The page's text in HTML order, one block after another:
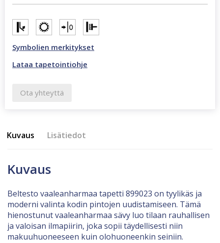
Symbolien merkitykset
Lataa tapetointiohje
Ota yhteyttä
Kuvaus Lisätiedot
Kuvaus
Beltesto vaaleanharmaa tapetti 899023 on tyylikäs ja
moderni valinta kodin pintojen uudistamiseen. Tämä
hienostunut vaaleanharmaa sävy luo tilaan rauhallisen
ja valoisan ilmapiirin, joka sopii täydellisesti niin
makuuhuoneeseen kuin olohuoneenkin seiniin.